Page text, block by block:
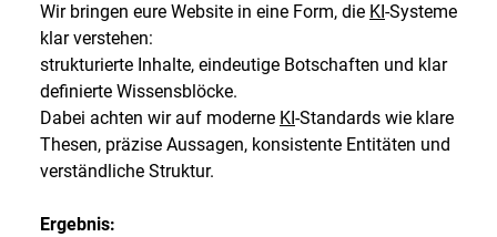
Wir bringen eure Website in eine Form, die KI -Systeme
klar verstehen:
strukturierte Inhalte, eindeutige Botschaften und klar
definierte Wissensblöcke.
Dabei achten wir auf moderne KI -Standards wie klare
Thesen, präzise Aussagen, konsistente Entitäten und
verständliche Struktur.
Ergebnis: